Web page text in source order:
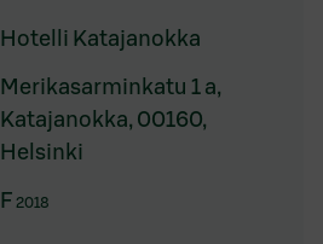
Hotelli Katajanokka
Merikasarminkatu 1 a,
Katajanokka, 00160,
Helsinki
F 2018